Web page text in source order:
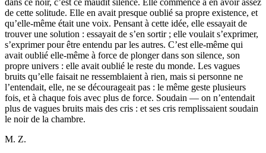
de cette solitude. Elle en avait presque oublié sa propre existence, et
qu’elle-même était une voix. Pensant à cette idée, elle essayait de
trouver une solution : essayait de s’en sortir ; elle voulait s’exprimer,
s’exprimer pour être entendu par les autres. C’est elle-même qui
avait oublié elle-même à force de plonger dans son silence, son
propre univers : elle avait oublié le reste du monde. Les vagues
bruits qu’elle faisait ne ressemblaient à rien, mais si personne ne
l’entendait, elle, ne se décourageait pas : le même geste plusieurs
fois, et à chaque fois avec plus de force. Soudain — on n’entendait
plus de vagues bruits mais des cris : et ses cris remplissaient soudain
le noir de la chambre.
M. Z.